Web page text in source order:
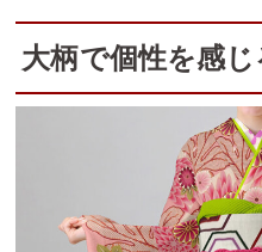
大柄で個性を感